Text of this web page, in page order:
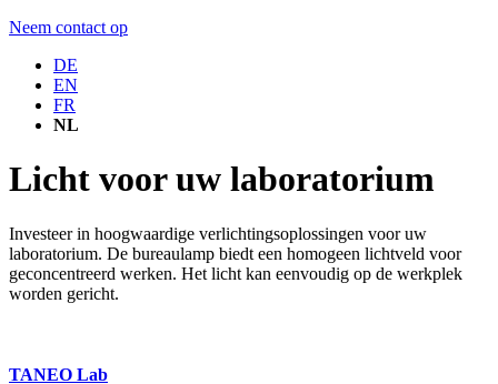
Neem contact op
DE
EN
FR
NL
Licht voor uw laboratorium
Investeer in hoogwaardige verlichtingsoplossingen voor uw
laboratorium. De bureaulamp biedt een homogeen lichtveld voor
geconcentreerd werken. Het licht kan eenvoudig op de werkplek
worden gericht.
TANEO Lab